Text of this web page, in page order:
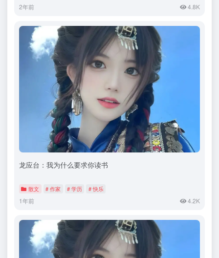
2年前 4.8K
龙应台：我为什么要求你读书
散文 # 作家 # 学历 # 快乐
1年前 4.2K